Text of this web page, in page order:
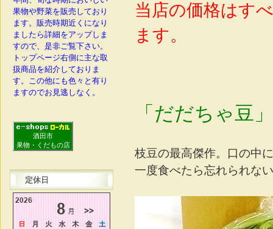
当店の価格はす
ます。
「だだちゃ豆
枝豆の最高傑作。口の中
一度食べたら忘れられな
果物や野菜を販売しており
ます。販売時期近くになり
ましたら詳細をアップしま
すので、是非ご覧下さい。
トップページ右側に主な取
扱商品を紹介しておりま
す。この他にも色々と有り
ますのでお見逃しなく。
酒田市
果物・くだもの店
定休日